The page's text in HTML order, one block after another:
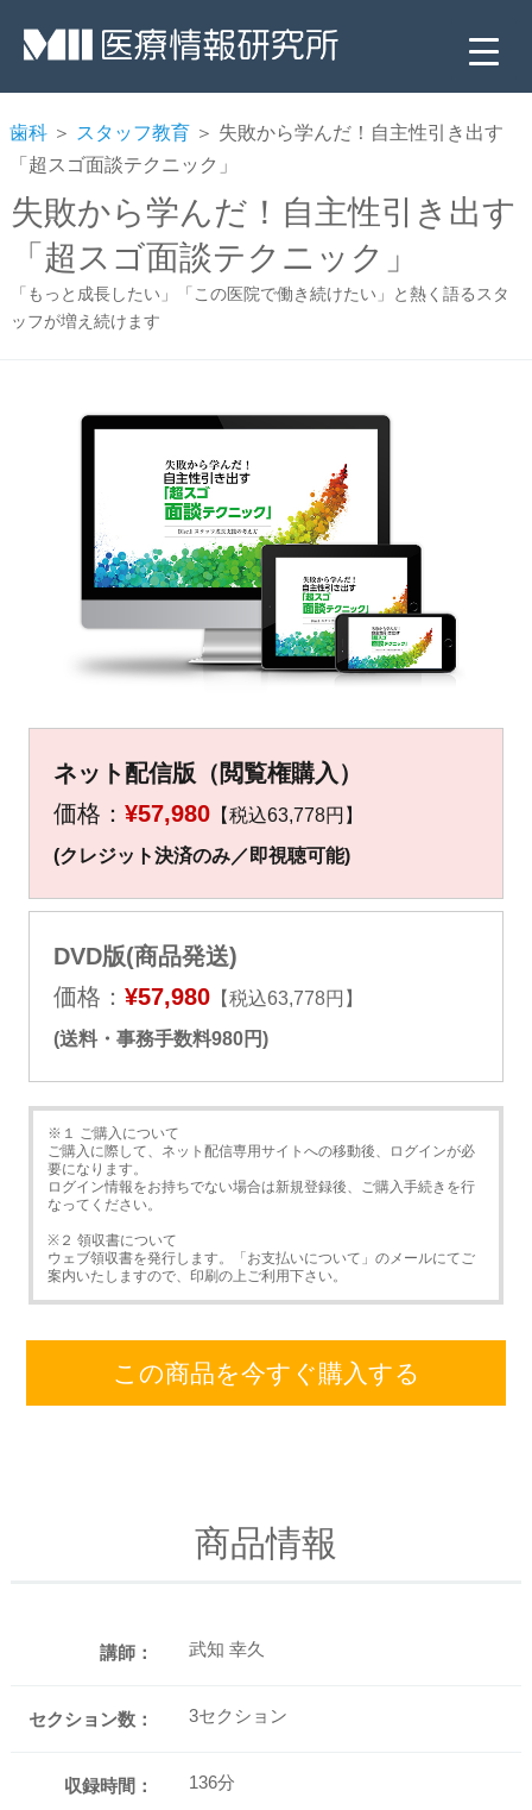
歯科 ＞ スタッフ教育 ＞ 失敗から学んだ！自主性引き出す
「超スゴ面談テクニック」
失敗から学んだ！自主性引き出す
「超スゴ面談テクニック」
「もっと成長したい」「この医院で働き続けたい」と熱く語るスタ
ッフが増え続けます
ネット配信版（閲覧権購入）
価格： ¥57,980【税込63,778円】
(クレジット決済のみ／即視聴可能)
DVD版(商品発送)
価格： ¥57,980【税込63,778円】
(送料・事務手数料980円)
※１ ご購入について
ご購入に際して、ネット配信専用サイトへの移動後、ログインが必
要になります。
ログイン情報をお持ちでない場合は新規登録後、ご購入手続きを行
なってください。
※２ 領収書について
ウェブ領収書を発行します。「お支払いについて」のメールにてご
案内いたしますので、印刷の上ご利用下さい。
この商品を今すぐ購入する
商品情報
講師： 武知 幸久
セクション数： 3セクション
収録時間： 136分